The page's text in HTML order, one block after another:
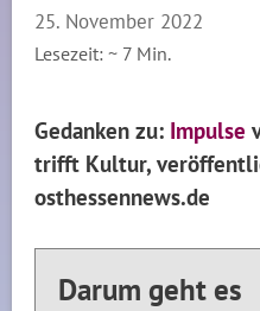
25. November 2022
Lesezeit: ~ 7 Min.
Gedanken zu: Impulse
trifft Kultur,
osthessennews.de
Darum geht es